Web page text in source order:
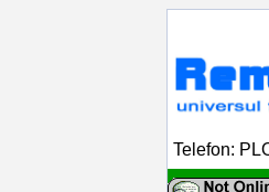
Telefon: